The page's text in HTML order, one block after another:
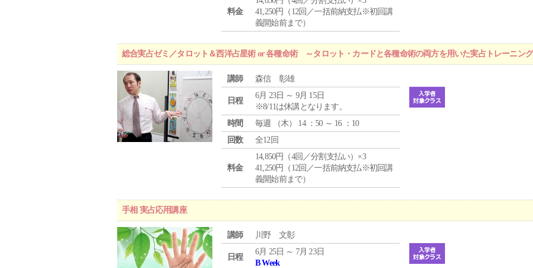
料金
41,250円（12回／一括前納支払※初回講
義開始前まで）
総合実占ゼミ／タロット＆西洋占星術 or 各種命術 ～タロット・カードと各種命術の両方を用いた実占トレーニン
講師 森信 彰雄
日程
6月 23日 ～ 9月 15日
※8/11は休講となります。
時間
毎週 （木） 14 ：50 ～ 16 ：10
回数
全12回
料金
14,850円（4回／分割支払い）×3
41,250円（12回／一括前納支払※初回講
義開始前まで）
手相 実占応用講座
講師 川野 文彰
日程
6月 25日 ～ 7月 23日
B Week